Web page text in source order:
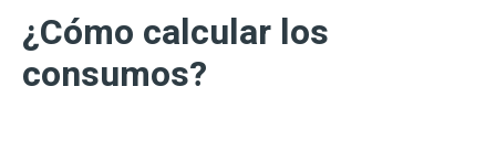
¿Cómo calcular los
consumos?